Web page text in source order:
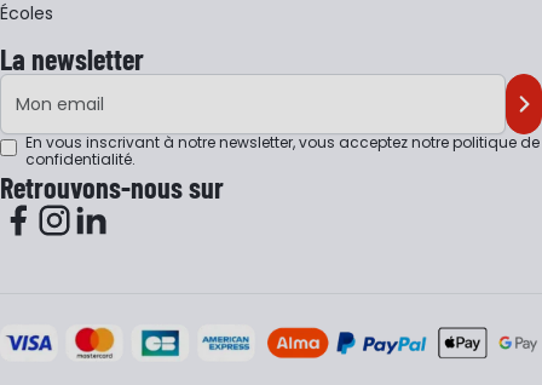
Écoles
La newsletter
Adresse e-mail
En vous inscrivant à notre newsletter, vous acceptez notrepolitique de
confidentialité.
Retrouvons-nous sur